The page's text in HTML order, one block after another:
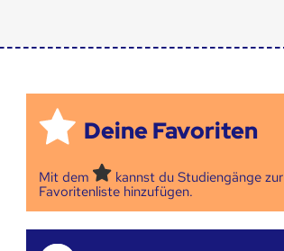
Deine Favoriten
Mit dem
kannst du Studiengänge zur
Favoritenliste hinzufügen.